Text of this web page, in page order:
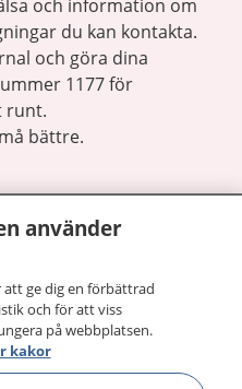
och information om
du kan kontakta.
och göra dina
1177 för
runt.
bättre.
använder
att ge dig en förbättrad
och för att viss
på webbplatsen.
kakor